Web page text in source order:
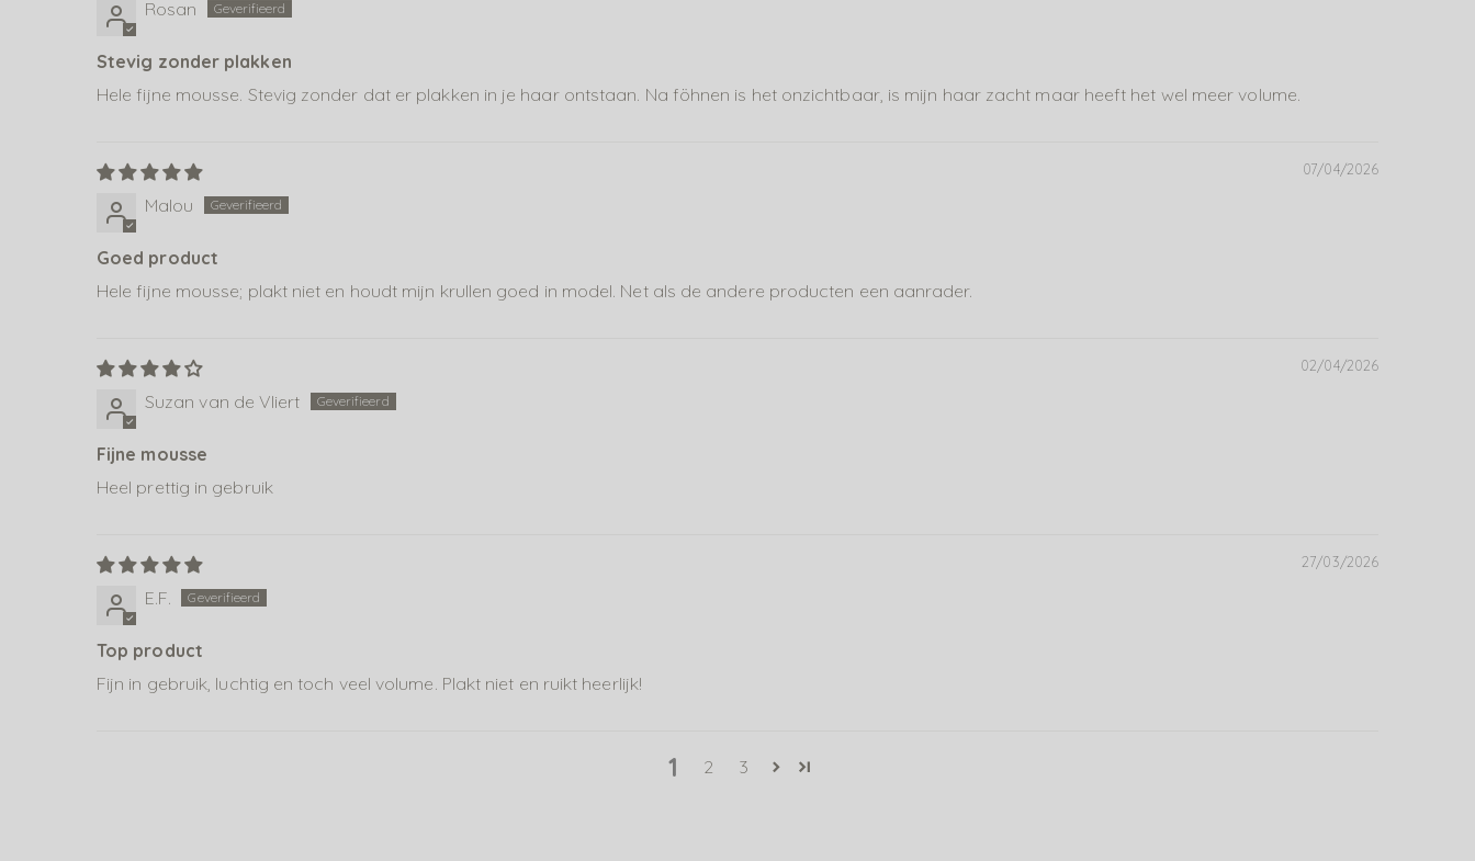
Rosan
Stevig zonder plakken
Hele fijne mousse. Stevig zonder dat er plakken in je haar ontstaan. Na föhnen is het onzichtbaar, is mijn haar zacht maar heeft het wel meer volume.
07/04/2026
Malou
Goed product
Hele fijne mousse; plakt niet en houdt mijn krullen goed in model. Net als de andere producten een aanrader.
02/04/2026
Suzan van de Vliert
Fijne mousse
Heel prettig in gebruik
27/03/2026
E.F.
Top product
Fijn in gebruik, luchtig en toch veel volume. Plakt niet en ruikt heerlijk!
1 2 3